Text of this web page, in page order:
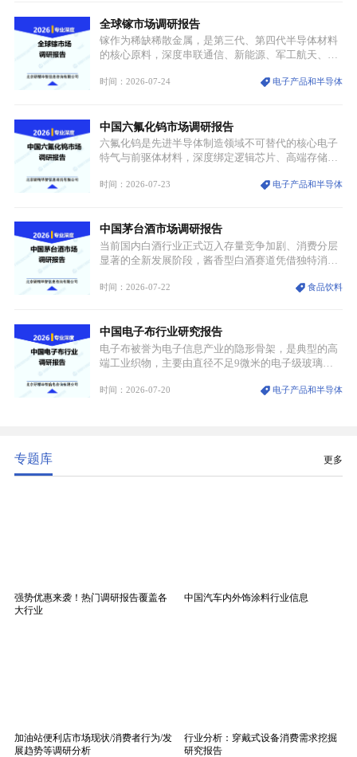
重要载体。同时，行业标准落地、生产技术升级、原
创设计能力提升，进一步夯实产业发展根基，吸引传
统服饰品牌、文旅企业等跨界入局，市场活力持续释
全球镓市场调研报告
镓作为稀缺稀散金属，是第三代、第四代半导体材料
的核心原料，深度串联通信、新能源、军工航天、光
与大国科技博弈的关键战略资源。镓并非传统大宗金
领域渗透”的战略体系，成为全球科技产业运转的刚
需资源。
时间：2026-07-24 电子产品和半导体
中国六氟化钨市场调研报告
六氟化钨是先进半导体制造领域不可替代的核心电子
特气与前驱体材料，深度绑定逻辑芯片、高端存储芯
沉积（CVD）、原子层沉积（ALD）工艺专用前驱体
密制造流程。
时间：2026-07-23 电子产品和半导体
中国茅台酒市场调研报告
当前国内白酒行业正式迈入存量竞争加剧、消费分层
显著的全新发展阶段，酱香型白酒赛道凭借独特消费
道。贵州茅台凭借独一无二的核心产区壁垒、刚性产
业。
时间：2026-07-22 食品饮料
中国电子布行业研究报告
电子布被誉为电子信息产业的隐形骨架，是典型的高
端工业织物，主要由直径不足9微米的电子级玻璃纤
生产制造过程中不可或缺的核心基材。电子布具备高
时间：2026-07-20 电子产品和半导体
专题库 更多
强势优惠来袭！热门调研报告覆盖各
大行业
中国汽车内外饰涂料行业信息
加油站便利店市场现状/消费者行为/发
展趋势等调研分析
行业分析：穿戴式设备消费需求挖掘
研究报告